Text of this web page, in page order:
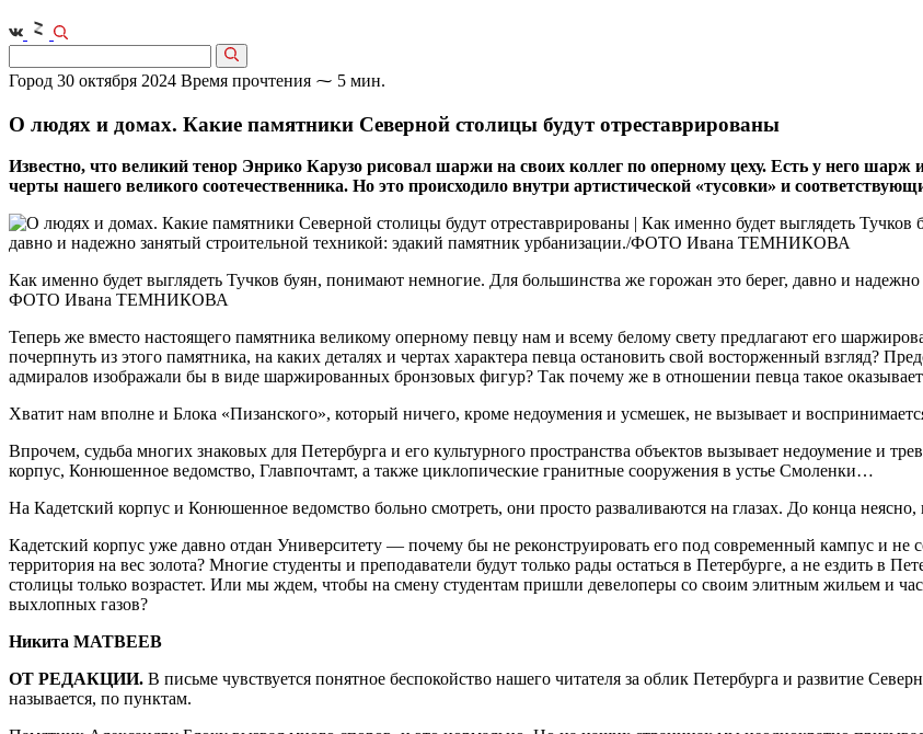
Город 30 октября 2024 Время прочтения ⁓ 5 мин.
О людях и домах. Какие памятники Северной столицы будут отреставрированы
Известно, что великий тенор Энрико Карузо рисовал шаржи на своих коллег по оперному цеху. Есть у него
черты нашего великого соотечественника. Но это происходило внутри артистической «тусовки» и
Как именно будет выглядеть Тучков буян, понимают немногие. Для большинства же горожан это берег, давно и
ФОТО Ивана ТЕМНИКОВА
Теперь же вместо настоящего памятника великому оперному певцу нам и всему белому свету предлагают его
почерпнуть из этого памятника, на каких деталях и чертах характера певца остановить свой восторженный взгляд?
адмиралов изображали бы в виде шаржированных бронзовых фигур? Так почему же в отношении певца такое
Хватит нам вполне и Блока «Пизанского», который ничего, кроме недоумения и усмешек, не вызывает и
Впрочем, судьба многих знаковых для Петербурга и его культурного пространства объектов вызывает недоумение и
корпус, Конюшенное ведомство, Главпочтамт, а также циклопические гранитные сооружения в устье Смоленки…
На Кадетский корпус и Конюшенное ведомство больно смотреть, они просто разваливаются на глазах. До конца
Кадетский корпус уже давно отдан Университету — почему бы не реконструировать его под современный кампус и не
территория на вес золота? Многие студенты и преподаватели будут только рады остаться в Петербурге, а не ездить в
столицы только возрастет. Или мы ждем, чтобы на смену студентам пришли девелоперы со своим элитным жильем и
выхлопных газов?
Никита МАТВЕЕВ
ОТ РЕДАКЦИИ. В письме чувствуется понятное беспокойство нашего читателя за облик Петербурга и развитие
называется, по пунк­там.